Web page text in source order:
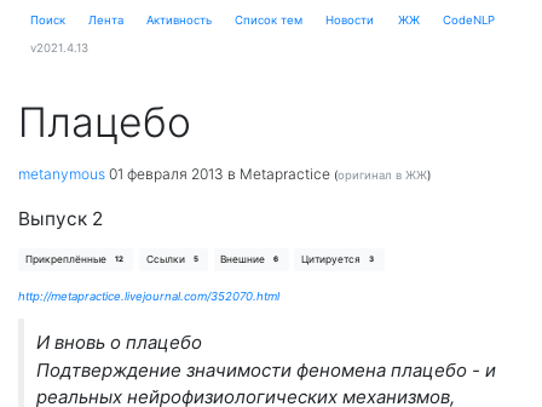
Поиск Лента Активность Cписок тем Новости ЖЖ CodeNLP
v2021.4.13
Плацебо
metanymous 01 февраля 2013 в Metapractice (оригинал в ЖЖ)
Выпуск 2
Прикреплённые 12 Ссылки 5 Внешние 6 Цитируется 3
http://metapractice.livejournal.com/352070.html
И вновь о плацебо
Подтверждение значимости феномена плацебо - и
реальных нейрофизиологических механизмов,